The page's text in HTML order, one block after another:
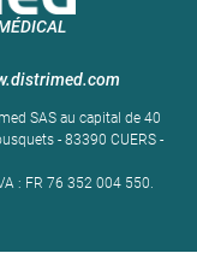
SAS au capital de 40
- 83390 CUERS -
: FR 76 352 004 550.